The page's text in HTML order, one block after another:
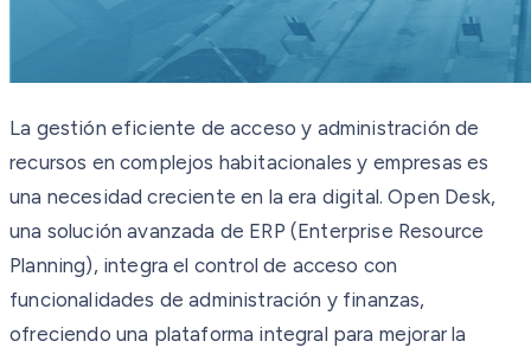
La gestión eficiente de acceso y administración de
recursos en complejos habitacionales y empresas es
una necesidad creciente en la era digital. Open Desk,
una solución avanzada de ERP (Enterprise Resource
Planning), integra el control de acceso con
funcionalidades de administración y finanzas,
ofreciendo una plataforma integral para mejorar la